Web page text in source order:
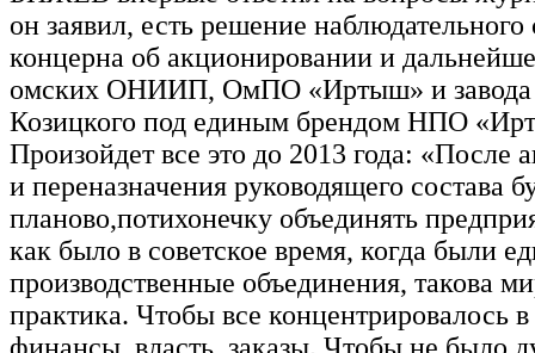
он заявил, есть решение наблюдательного
концерна об акционировании и
омских ОНИИП, ОмПО «Иртыш» и завода
Козицкого под единым брендом НПО
Произойдет все это до 2013 года: «После
и переназначения руководящего состава
планово,потихонечку объединять
как было в советское время, когда были
производственные объединения, такова
практика. Чтобы все концентрировалось